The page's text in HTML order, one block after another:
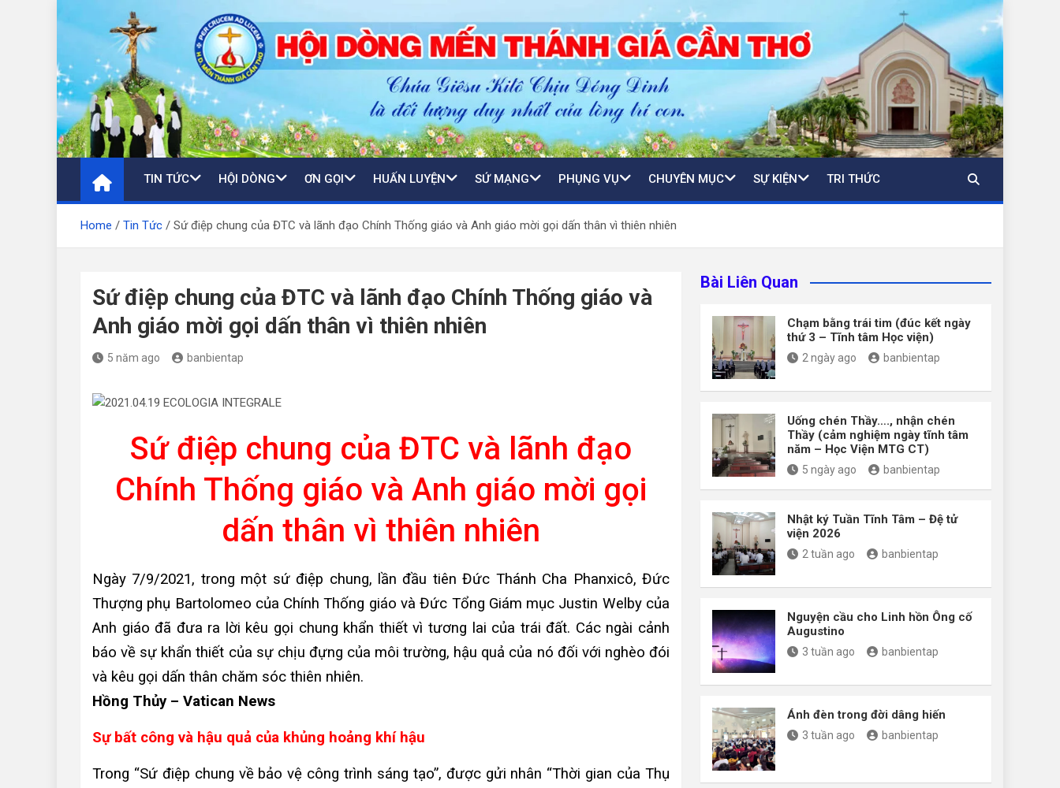
TIN TỨC HỘI DÒNG ƠN GỌI HUẤN LUYỆN SỨ MẠNG PHỤNG VỤ CHUYÊN MỤC SỰ KIỆN TRI THỨC
Home Tin Tức Sứ điệp chung của ĐTC và lãnh đạo Chính Thống giáo và Anh giáo mời gọi dấn thân vì thiên nhiên
Sứ điệp chung của ĐTC và lãnh đạo Chính Thống giáo và
Anh giáo mời gọi dấn thân vì thiên nhiên
5 năm ago banbientap
Sứ điệp chung của ĐTC và lãnh đạo
Chính Thống giáo và Anh giáo mời gọi
dấn thân vì thiên nhiên
Ngày 7/9/2021, trong một sứ điệp chung, lần đầu tiên Đức Thánh Cha Phanxicô, Đức
Thượng phụ Bartolomeo của Chính Thống giáo và Đức Tổng Giám mục Justin Welby của
Anh giáo đã đưa ra lời kêu gọi chung khẩn thiết vì tương lai của trái đất. Các ngài cảnh
báo về sự khẩn thiết của sự chịu đựng của môi trường, hậu quả của nó đối với nghèo đói
và kêu gọi dấn thân chăm sóc thiên nhiên.
Hồng Thủy – Vatican News
Sự bất công và hậu quả của khủng hoảng khí hậu
Trong “Sứ điệp chung về bảo vệ công trình sáng tạo”, được gửi nhân “Thời gian của Thụ
Bài Liên Quan
Chạm bằng trái tim (đúc kết ngày
thứ 3 – Tĩnh tâm Học viện)
2 ngày ago banbientap
Uống chén Thầy…., nhận chén
Thầy (cảm nghiệm ngày tĩnh tâm
năm – Học Viện MTG CT)
5 ngày ago banbientap
Nhật ký Tuần Tĩnh Tâm – Đệ tử
viện 2026
2 tuần ago banbientap
Nguyện cầu cho Linh hồn Ông cố
Augustino
3 tuần ago banbientap
Ánh đèn trong đời dâng hiến
3 tuần ago banbientap